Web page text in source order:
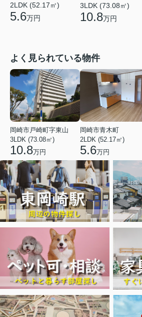
2LDK (52.17㎡)
5.6万円
3LDK (73.08㎡)
10.8万円
よく見られている物件
岡崎市戸崎町字東山
3LDK (73.08㎡)
10.8万円
岡崎市青木町
2LDK (52.17㎡)
5.6万円